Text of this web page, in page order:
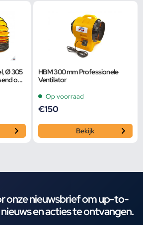
Ø 305
op
HBM 300 mm Professionele
Ventilator
Op voorraad
€150
Bekijk
onze nieuwsbrief om up-to-
en acties te ontvangen.